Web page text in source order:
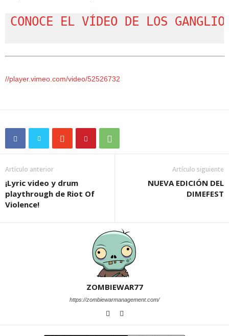
CONOCE EL VÍDEO DE LOS
//player.vimeo.com/video/52526732
Artículo anterior
¡Lyric video y drum
playthrough de Riot Of
Violence!
Artículo siguiente
NUEVA EDICIÓN DEL
DIMEFEST
ZOMBIEWAR77
https://zombiewarmanagement.com/